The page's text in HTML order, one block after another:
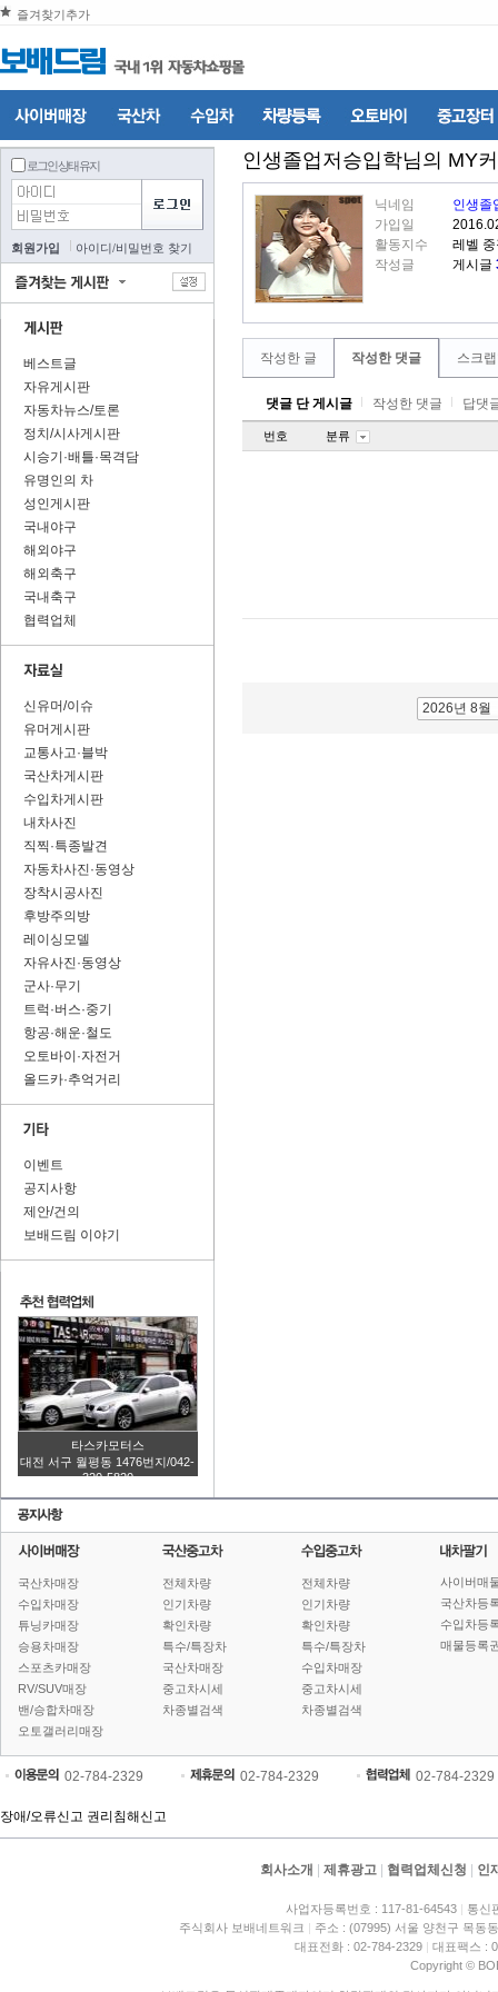
즐겨찾기추가
로그인 상태 유지
회원가입 아이디/비밀번호 찾기
베스트글
자유게시판
자동차뉴스/토론
정치/시사게시판
시승기·배틀·목격담
유명인의 차
성인게시판
국내야구
해외야구
해외축구
국내축구
협력업체
신유머/이슈
유머게시판
교통사고·블박
국산차게시판
수입차게시판
내차사진
직찍·특종발견
자동차사진·동영상
장착시공사진
후방주의방
레이싱모델
자유사진·동영상
군사·무기
트럭·버스·중기
항공·해운·철도
오토바이·자전거
올드카·추억거리
이벤트
공지사항
제안/건의
보배드림 이야기
타스카모터스
대전 서구 월평동 1476번지/042-
320-5820
인생졸업저승입학님의 MY
닉네임
인생졸
가입일
활동지수
레벨
작성글
게시글
작성한 글 작성한 댓글 스크
댓글 단 게시글 작성한 댓글 답댓
번호 분류
2026년 8월
국산차매장
수입차매장
튜닝카매장
승용차매장
스포츠카매장
RV/SUV매장
밴/승합차매장
오토갤러리매장
전체차량
인기차량
확인차량
특수/특장차
국산차매장
중고차시세
차종별검색
전체차량
인기차량
확인차량
특수/특장차
수입차매장
중고차시세
차종별검색
사이버매
국산차등
수입차등
매물등록
02-784-2329 02-784-2329 02-784-2329
장애/오류신고 권리침해신고
회사소개 제휴광고 협력업체신청 인
사업자등록번호 : 117-81-64543 | 통신
주식회사 보배네트워크 | 주소 : (07995) 서울 양천구 목동
대표전화 : 02-784-2329 | 대표팩스 :
Copyright ©